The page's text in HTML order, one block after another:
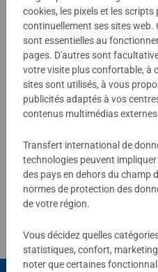
Lecteur tiptoi® non inclus.
Télécharger
cookies, les pixels et les
continuellement ses sites web.
sont essentielles au
pages. D'autres sont
votre visite plus confortable, à
sites sont utilisés, à vous
publicités adaptés à vos
contenus multimédias
Transfert international de
technologies peuvent
des pays en dehors du champ
normes de protection des
de votre région.
Vous décidez quelles
statistiques, confort,
noter que certaines